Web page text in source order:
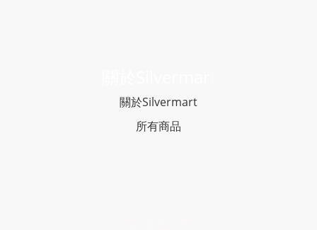
關於Silvermart
所有商品